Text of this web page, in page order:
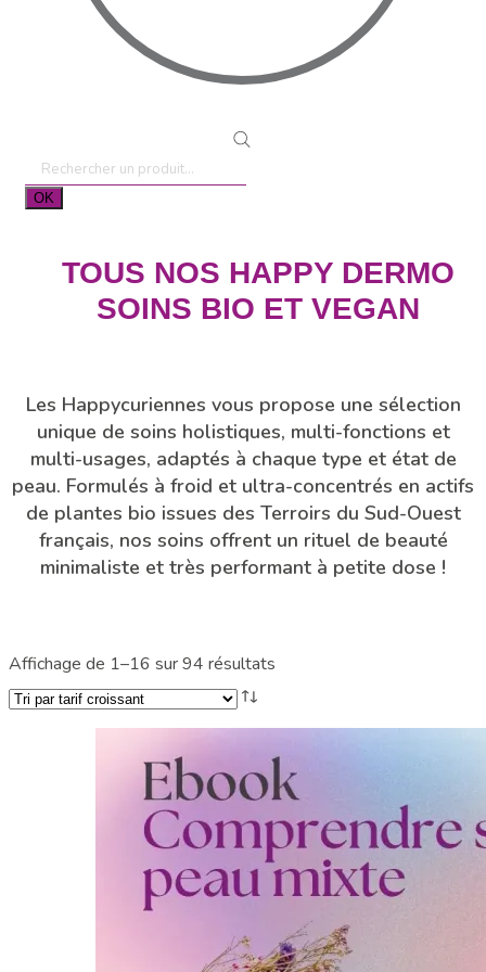
Recherche
de
produits
OK
TOUS NOS HAPPY DERMO
SOINS BIO ET VEGAN
Les Happycuriennes vous propose une sélection
unique de soins holistiques, multi-fonctions et
multi-usages, adaptés à chaque type et état de
peau. Formulés à froid et ultra-concentrés en actifs
de plantes bio issues des Terroirs du Sud-Ouest
français, nos soins offrent un rituel de beauté
minimaliste et très performant à petite dose !
Affichage de 1–16 sur 94 résultats
croissant